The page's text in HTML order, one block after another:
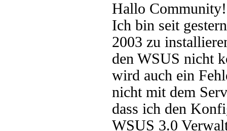
Hallo Community!
Ich bin seit
2003 zu
den WSUS nicht
wird auch ein
nicht mit dem
dass ich den
WSUS 3.0